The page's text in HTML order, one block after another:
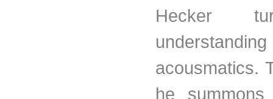
Hecker
acousmatics.
he